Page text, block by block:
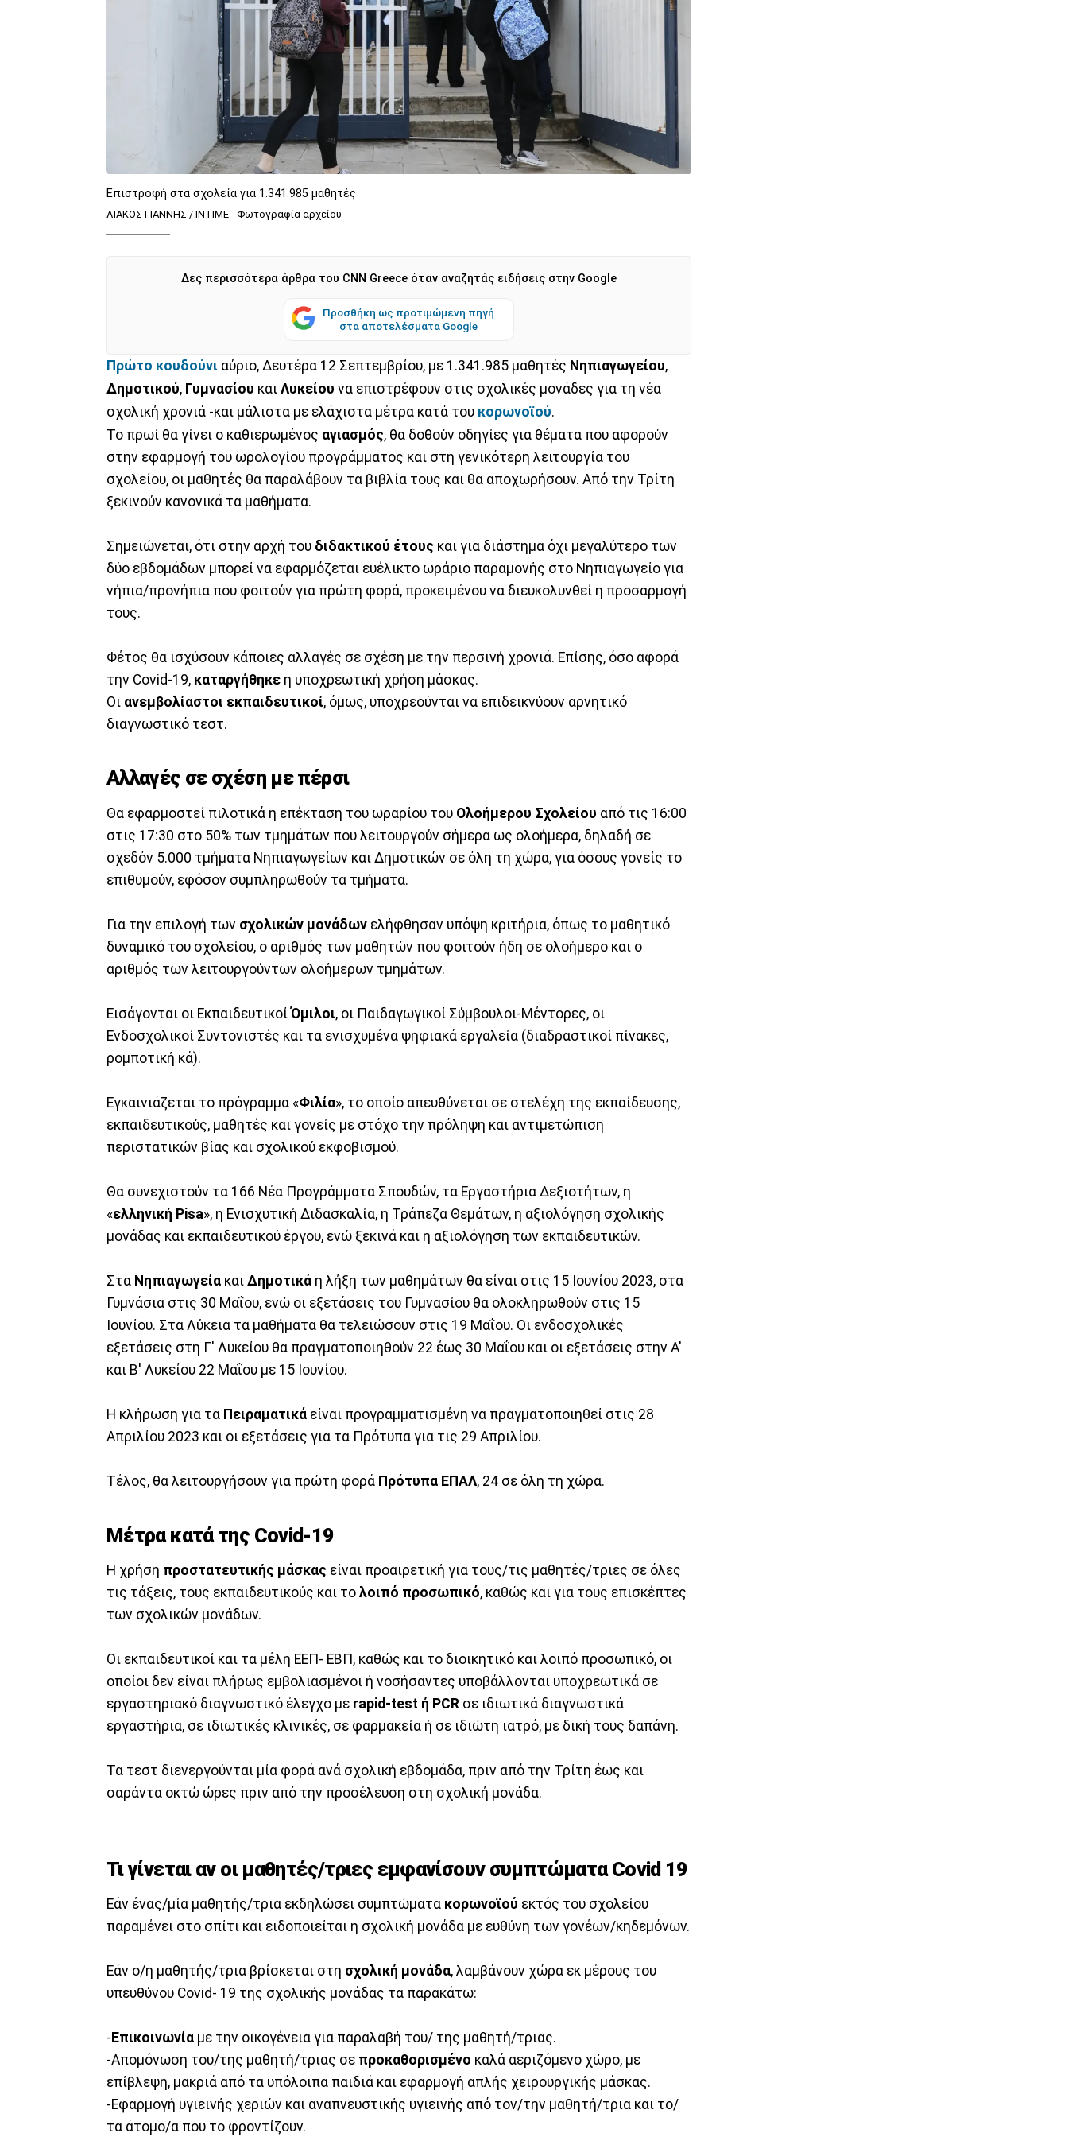
Επιστροφή στα σχολεία για 1.341.985 μαθητές
ΛΙΑΚΟΣ ΓΙΑΝΝΗΣ / INTIME - Φωτογραφία αρχείου
Δες περισσότερα άρθρα του CNN Greece όταν αναζητάς ειδήσεις στην Google
Προσθήκη ως προτιμώμενη πηγή
στα αποτελέσματα Google
Πρώτο κουδούνι αύριο, Δευτέρα 12 Σεπτεμβρίου, με 1.341.985 μαθητές Νηπιαγωγείου,
Δημοτικού, Γυμνασίου και Λυκείου να επιστρέφουν στις σχολικές μονάδες για τη νέα
σχολική χρονιά -και μάλιστα με ελάχιστα μέτρα κατά του κορωνοϊού.
Το πρωί θα γίνει ο καθιερωμένος αγιασμός, θα δοθούν οδηγίες για θέματα που αφορούν
στην εφαρμογή του ωρολογίου προγράμματος και στη γενικότερη λειτουργία του
σχολείου, οι μαθητές θα παραλάβουν τα βιβλία τους και θα αποχωρήσουν. Από την Τρίτη
ξεκινούν κανονικά τα μαθήματα.
Σημειώνεται, ότι στην αρχή του διδακτικού έτους και για διάστημα όχι μεγαλύτερο των
δύο εβδομάδων μπορεί να εφαρμόζεται ευέλικτο ωράριο παραμονής στο Νηπιαγωγείο για
νήπια/προνήπια που φοιτούν για πρώτη φορά, προκειμένου να διευκολυνθεί η προσαρμογή
τους.
Φέτος θα ισχύσουν κάποιες αλλαγές σε σχέση με την περσινή χρονιά. Επίσης, όσο αφορά
την Covid-19, καταργήθηκε η υποχρεωτική χρήση μάσκας.
Οι ανεμβολίαστοι εκπαιδευτικοί, όμως, υποχρεούνται να επιδεικνύουν αρνητικό
διαγνωστικό τεστ.
Αλλαγές σε σχέση με πέρσι
Θα εφαρμοστεί πιλοτικά η επέκταση του ωραρίου του Ολοήμερου Σχολείου από τις 16:00
στις 17:30 στο 50% των τμημάτων που λειτουργούν σήμερα ως ολοήμερα, δηλαδή σε
σχεδόν 5.000 τμήματα Νηπιαγωγείων και Δημοτικών σε όλη τη χώρα, για όσους γονείς το
επιθυμούν, εφόσον συμπληρωθούν τα τμήματα.
Για την επιλογή των σχολικών μονάδων ελήφθησαν υπόψη κριτήρια, όπως το μαθητικό
δυναμικό του σχολείου, ο αριθμός των μαθητών που φοιτούν ήδη σε ολοήμερο και ο
αριθμός των λειτουργούντων ολοήμερων τμημάτων.
Εισάγονται οι ΕκπαιδευτικοίΌμιλοι, οι Παιδαγωγικοί Σύμβουλοι-Μέντορες, οι
Ενδοσχολικοί Συντονιστές και τα ενισχυμένα ψηφιακά εργαλεία (διαδραστικοί πίνακες,
ρομποτική κά).
Εγκαινιάζεται το πρόγραμμα «Φιλία», το οποίο απευθύνεται σε στελέχη της εκπαίδευσης,
εκπαιδευτικούς, μαθητές και γονείς με στόχο την πρόληψη και αντιμετώπιση
περιστατικών βίας και σχολικού εκφοβισμού.
Θα συνεχιστούν τα 166 Νέα Προγράμματα Σπουδών, τα Εργαστήρια Δεξιοτήτων, η
«ελληνική Pisa», η Ενισχυτική Διδασκαλία, η Τράπεζα Θεμάτων, η αξιολόγηση σχολικής
μονάδας και εκπαιδευτικού έργου, ενώ ξεκινά και η αξιολόγηση των εκπαιδευτικών.
Στα Νηπιαγωγεία και Δημοτικά η λήξη των μαθημάτων θα είναι στις 15 Ιουνίου 2023, στα
Γυμνάσια στις 30 Μαΐου, ενώ οι εξετάσεις του Γυμνασίου θα ολοκληρωθούν στις 15
Ιουνίου. Στα Λύκεια τα μαθήματα θα τελειώσουν στις 19 Μαΐου. Οι ενδοσχολικές
εξετάσεις στη Γ' Λυκείου θα πραγματοποιηθούν 22 έως 30 Μαΐου και οι εξετάσεις στην Α'
και Β' Λυκείου 22 Μαΐου με 15 Ιουνίου.
Η κλήρωση για τα Πειραματικά είναι προγραμματισμένη να πραγματοποιηθεί στις 28
Απριλίου 2023 και οι εξετάσεις για τα Πρότυπα για τις 29 Απριλίου.
Τέλος, θα λειτουργήσουν για πρώτη φορά Πρότυπα ΕΠΑΛ, 24 σε όλη τη χώρα.
Μέτρα κατά της Covid-19
Η χρήση προστατευτικής μάσκας είναι προαιρετική για τους/τις μαθητές/τριες σε όλες
τις τάξεις, τους εκπαιδευτικούς και το λοιπό προσωπικό, καθώς και για τους επισκέπτες
των σχολικών μονάδων.
Οι εκπαιδευτικοί και τα μέλη ΕΕΠ- ΕΒΠ, καθώς και το διοικητικό και λοιπό προσωπικό, οι
οποίοι δεν είναι πλήρως εμβολιασμένοι ή νοσήσαντες υποβάλλονται υποχρεωτικά σε
εργαστηριακό διαγνωστικό έλεγχο με rapid-test ή PCR σε ιδιωτικά διαγνωστικά
εργαστήρια, σε ιδιωτικές κλινικές, σε φαρμακεία ή σε ιδιώτη ιατρό, με δική τους δαπάνη.
Τα τεστ διενεργούνται μία φορά ανά σχολική εβδομάδα, πριν από την Τρίτη έως και
σαράντα οκτώ ώρες πριν από την προσέλευση στη σχολική μονάδα.
Τι γίνεται αν οι μαθητές/τριες εμφανίσουν συμπτώματα Covid 19
Εάν ένας/μία μαθητής/τρια εκδηλώσει συμπτώματα κορωνοϊού εκτός του σχολείου
παραμένει στο σπίτι και ειδοποιείται η σχολική μονάδα με ευθύνη των γονέων/κηδεμόνων.
Εάν ο/η μαθητής/τρια βρίσκεται στη σχολική μονάδα, λαμβάνουν χώρα εκ μέρους του
υπευθύνου Covid- 19 της σχολικής μονάδας τα παρακάτω:
- Επικοινωνία με την οικογένεια για παραλαβή του/ της μαθητή/τριας.
-Απομόνωση του/της μαθητή/τριας σε προκαθορισμένο καλά αεριζόμενο χώρο, με
επίβλεψη, μακριά από τα υπόλοιπα παιδιά και εφαρμογή απλής χειρουργικής μάσκας.
-Εφαρμογή υγιεινής χεριών και αναπνευστικής υγιεινής από τον/την μαθητή/τρια και το/
τα άτομο/α που το φροντίζουν.